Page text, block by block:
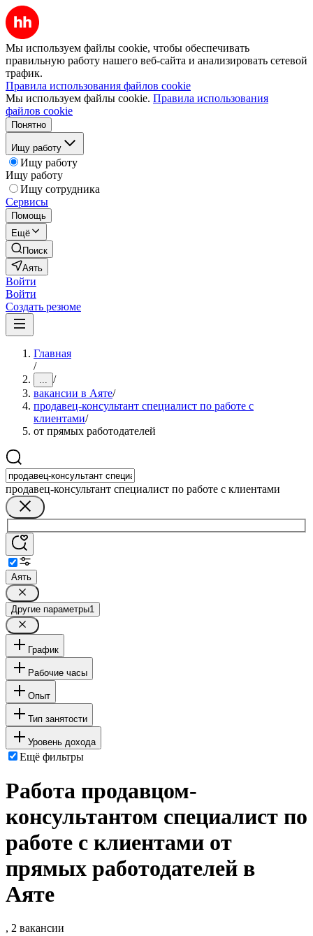
Мы используем файлы cookie, чтобы обеспечивать
правильную работу нашего веб-сайта и анализировать сетевой
трафик.
Правила использования файлов cookie
Мы используем файлы cookie. Правила использования
файлов cookie
Понятно
Ищу работу
Ищу работу
Ищу работу
Ищу сотрудника
Сервисы
Помощь
Ещё
Поиск
Аять
Войти
Войти
Создать резюме
Главная
/
... /
вакансии в Аяте/
продавец-консультант специалист по работе с
клиентами/
от прямых работодателей
продавец-консультант специалист по работе с клиентами
Аять
Другие параметры1
График
Рабочие часы
Опыт
Тип занятости
Уровень дохода
Ещё фильтры
Работа продавцом-
консультантом специалист по
работе с клиентами от
прямых работодателей в
Аяте
, 2 вакансии